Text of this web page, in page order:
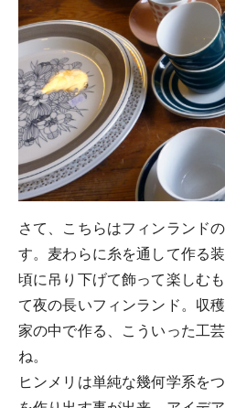
さて、こちらはフィンランド
す。麦わらに糸を通して作る
頃に吊り下げて飾って楽しむ
て夜の長いフィンランド。収
家の中で作る、こういった工
ね。
ヒンメリは単純な幾何学系を